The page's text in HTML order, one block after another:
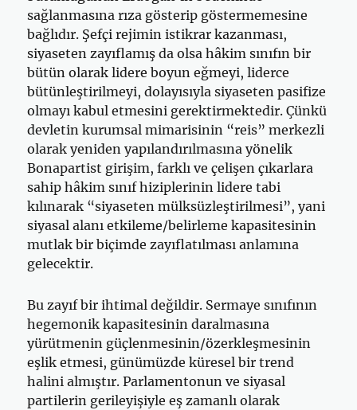
sağlanmasına rıza gösterip göstermemesine
bağlıdır. Şefçi rejimin istikrar kazanması,
siyaseten zayıflamış da olsa hâkim sınıfın bir
bütün olarak lidere boyun eğmeyi, liderce
bütünleştirilmeyi, dolayısıyla siyaseten pasifize
olmayı kabul etmesini gerektirmektedir. Çünkü
devletin kurumsal mimarisinin “reis” merkezli
olarak yeniden yapılandırılmasına yönelik
Bonapartist girişim, farklı ve çelişen çıkarlara
sahip hâkim sınıf hiziplerinin lidere tabi
kılınarak “siyaseten mülksüzleştirilmesi”, yani
siyasal alanı etkileme/belirleme kapasitesinin
mutlak bir biçimde zayıflatılması anlamına
gelecektir.
Bu zayıf bir ihtimal değildir. Sermaye sınıfının
hegemonik kapasitesinin daralmasına
yürütmenin güçlenmesinin/özerkleşmesinin
eşlik etmesi, günümüzde küresel bir trend
halini almıştır. Parlamentonun ve siyasal
partilerin gerileyişiyle eş zamanlı olarak